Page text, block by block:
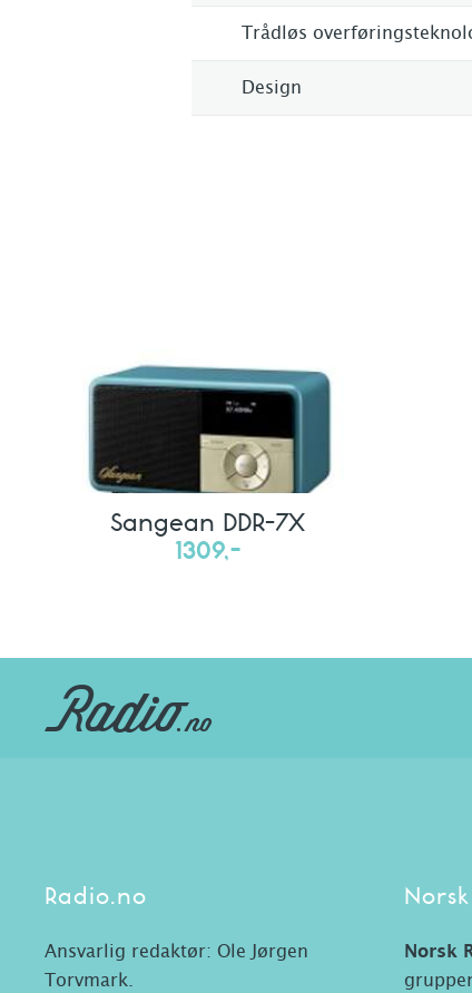
Trådløs
Design
Sangean DDR-7X
1309,-
Radio.no
Ansvarlig redaktør: Ole Jørgen
Torvmark.
Norsk